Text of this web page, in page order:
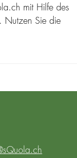
mit Hilfe des
Nutzen Sie die